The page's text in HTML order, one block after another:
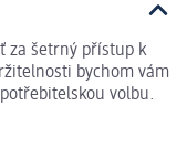
za šetrný přístup k
bychom vám
volbu.